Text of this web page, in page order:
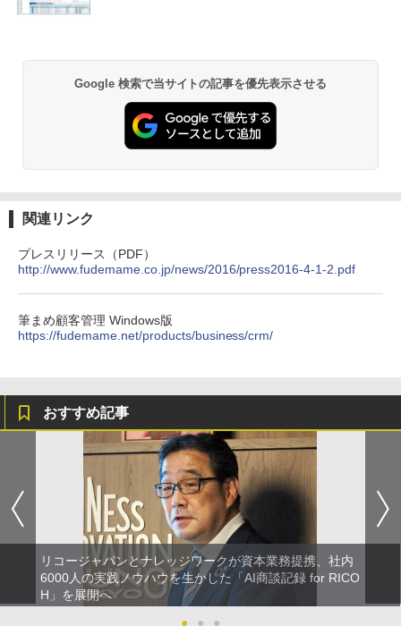
Google 検索で当サイトの記事を優先表示させる
関連リンク
プレスリリース（PDF）
http://www.fudemame.co.jp/news/2016/press2016-4-1-2.pdf
筆まめ顧客管理 Windows版
https://fudemame.net/products/business/crm/
おすすめ記事
リコージャパンとナレッジワークが資本業務提携、社内
6000人の実践ノウハウを生かした「AI商談記録 for RICO
H」を展開へ
●
● ●